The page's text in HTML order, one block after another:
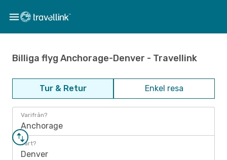
Billiga flyg Anchorage-Denver - Travellink
Tur & Retur Enkel resa
Varifrån?
Anchorage
Vart?
Denver